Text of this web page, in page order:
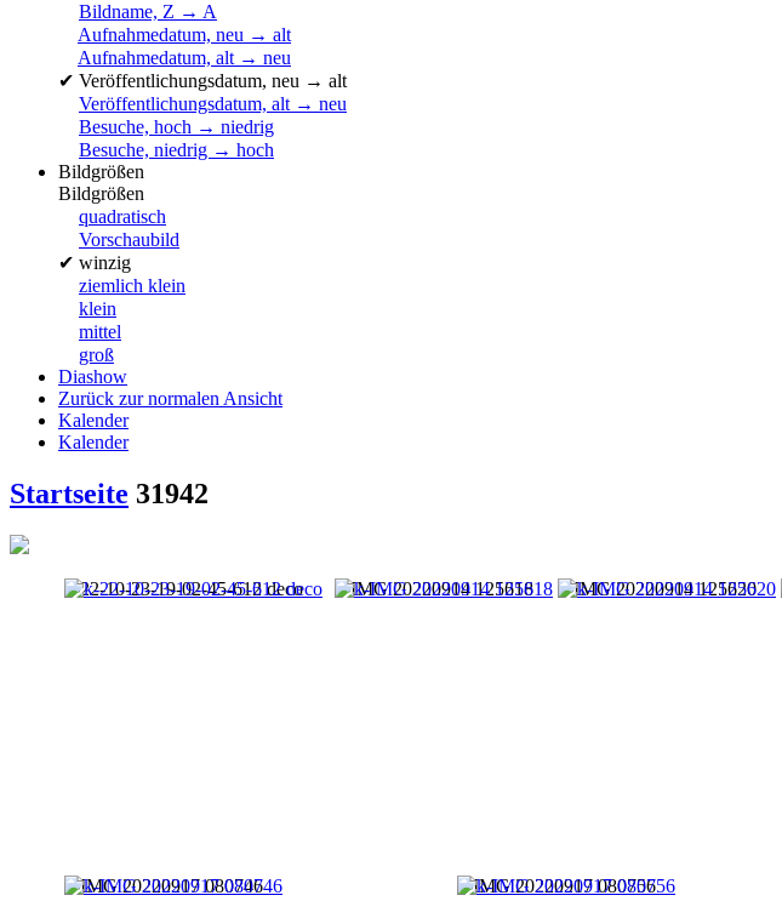
Bildname, Z → A
Aufnahmedatum, neu → alt
Aufnahmedatum, alt → neu
✔ Veröffentlichungsdatum, neu → alt
Veröffentlichungsdatum, alt → neu
Besuche, hoch → niedrig
Besuche, niedrig → hoch
Bildgrößen
Bildgrößen
quadratisch
Vorschaubild
✔ winzig
ziemlich klein
klein
mittel
groß
Diashow
Zurück zur normalen Ansicht
Kalender
Kalender
Startseite 31942
k-22-10-23-19-02-45-612 deco k-IMG 20220914 125618 k-IMG 20220914 125620
k-IMG 20220917 080746 k-IMG 20220917 080756